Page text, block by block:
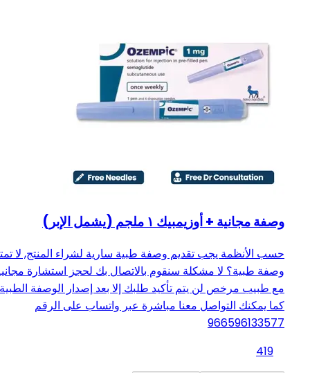
وصفة مجانية + أوزيمبيك ١ ملجم (يشمل الإبر)
حسب الأنظمة يجب تقديم وصفة طبية سارية لشراء المنتج, لا
وصفة طبية؟ لا مشكلة سنقوم بالاتصال بك لحجز استشارة
مع طبيب مرخص لن يتم تأكيد طلبك إلا بعد إصدار الوصفة الطبية
كما يمكنك التواصل معنا مباشرة عبر واتساب على الرقم
966596133577
419